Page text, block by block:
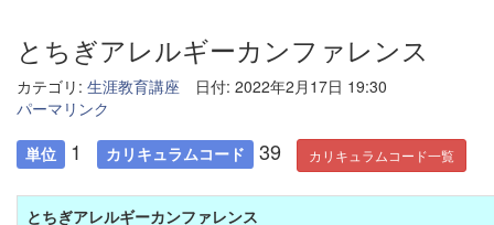
とちぎアレルギーカンファレンス
カテゴリ: 生涯教育講座
日付: 2022年2月17日 19:30
パーマリンク
単位 1 カリキュラムコード 39 カリキュラムコード一覧
とちぎアレルギーカンファレンス